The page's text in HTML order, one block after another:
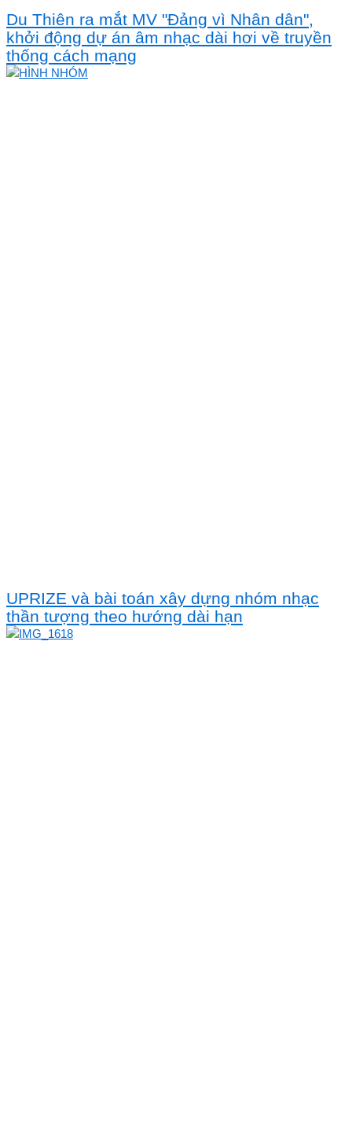
Du Thiên ra mắt MV "Đảng vì Nhân dân",
khởi động dự án âm nhạc dài hơi về truyền
thống cách mạng
UPRIZE và bài toán xây dựng nhóm nhạc
thần tượng theo hướng dài hạn